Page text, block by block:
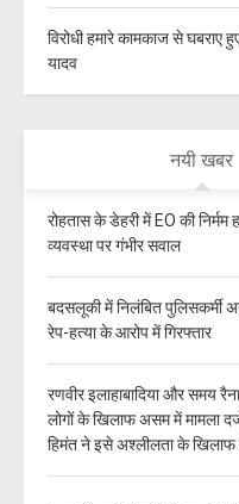
विरोधी हमारे कामकाज से घबराए
यादव
नयी खबर
रोहतास के डेहरी में EO की निर्मम
व्यवस्था पर गंभीर सवाल
बदसलूकी में निलंबित पुलिसकर्मी
रेप-हत्या के आरोप में गिरफ्तार
रणवीर इलाहाबादिया और समय
लोगों के खिलाफ असम में मामला
हिमंत ने इसे अश्लीलता के खिलाफ